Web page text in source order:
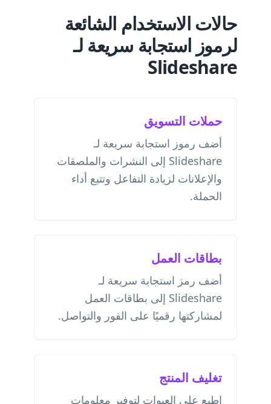
حالات الاستخدام الشائعة
لرموز استجابة سريعة لـ
Slideshare
حملات التسويق
أضف رموز استجابة سريعة لـ
Slideshare إلى النشرات والملصقات
والإعلانات لزيادة التفاعل وتتبع أداء
الحملة.
بطاقات العمل
أضف رمز استجابة سريعة لـ
Slideshare إلى بطاقات العمل
لمشاركتها رقميًا على الفور والتواصل.
تغليف المنتج
اطبع على العبوات لتوفير معلومات